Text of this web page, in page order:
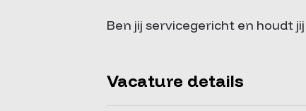
Ben jij servicegericht en houdt
Vacature details